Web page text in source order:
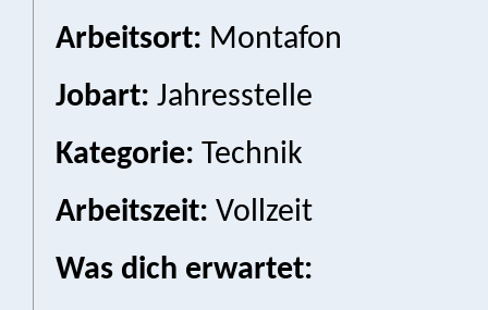
Arbeitsort: Montafon
Jobart: Jahresstelle
Kategorie: Technik
Arbeitszeit: Vollzeit
Was dich erwartet: